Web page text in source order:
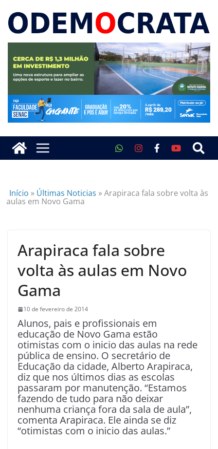
Início » Últimas Noticias »Arapiraca fala sobre volta às
aulas em Novo Gama
Arapiraca fala sobre
volta às aulas em Novo
Gama
10 de fevereiro de 2014
Alunos, pais e profissionais em
educação de Novo Gama estão
otimistas com o inicio das aulas na rede
pública de ensino. O secretário de
Educação da cidade, Alberto Arapiraca,
diz que nos últimos dias as escolas
passaram por manutenção. “Estamos
fazendo de tudo para não deixar
nenhuma criança fora da sala de aula”,
comenta Arapiraca. Ele ainda se diz
“otimistas com o inicio das aulas.”